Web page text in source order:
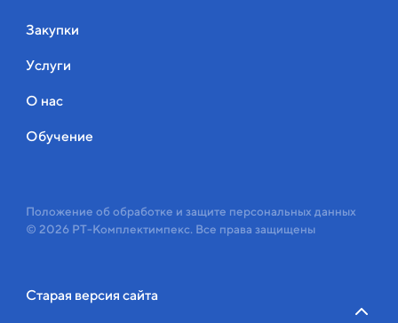
Закупки
Услуги
О нас
Обучение
Старая версия сайта
Положение об обработке и защите персональных данных
© 2026 РТ-Комплектимпекс. Все права защищены